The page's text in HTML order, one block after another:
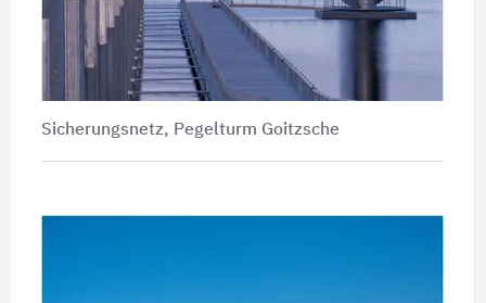
Sicherungsnetz, Pegelturm Goitzsche